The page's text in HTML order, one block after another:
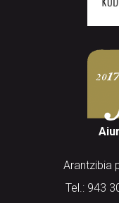
Arantzibia
Tel.: 943